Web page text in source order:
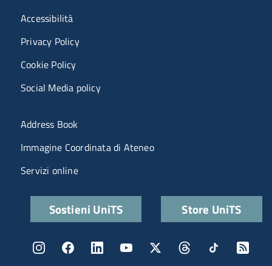
Menù riferimenti
Accessibilità
Privacy Policy
Cookie Policy
Social Media policy
Menu portale
Address Book
Immagine Coordinata di Ateneo
Servizi online
Quick linksSostieni UniTS Store UniTS
Menu social